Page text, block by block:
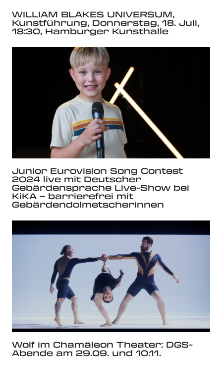
WILLIAM BLAKES UNIVERSUM,
Kunstführung, Donnerstag, 18. Juli,
18:30, Hamburger Kunsthalle
Junior Eurovision Song Contest
2024 live mit Deutscher
Gebärdensprache Live-Show bei
KiKA – barrierefrei mit
Gebärdendolmetscherinnen
Wolf im Chamäleon Theater: DGS-
Abende am 29.09. und 10.11.